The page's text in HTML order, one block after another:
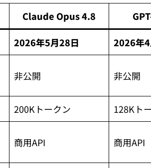
Claude Opus 4.8
2026年5月28日 2026年
非公開 非公開
200Kトークン 128Kト
商用API 商用API